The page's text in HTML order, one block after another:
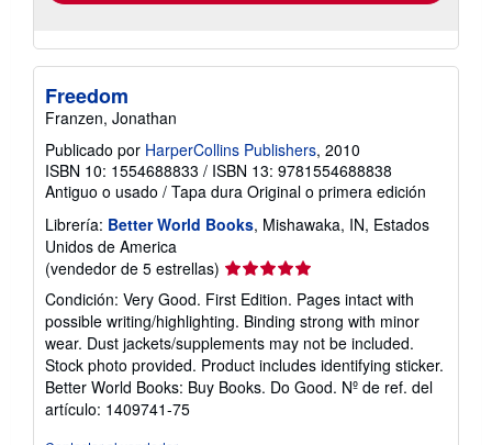
Freedom
Franzen, Jonathan
Publicado por HarperCollins Publishers, 2010
ISBN 10: 1554688833 / ISBN 13: 9781554688838
Antiguo o usado / Tapa dura Original o primera edición
Librería: Better World Books, Mishawaka, IN, Estados
Unidos de America
(vendedor de 5 estrellas) Calificación
del
vendedor:
5
de
5
estrellas
Condición: Very Good. First Edition. Pages intact with
possible writing/highlighting. Binding strong with minor
wear. Dust jackets/supplements may not be included.
Stock photo provided. Product includes identifying sticker.
Better World Books: Buy Books. Do Good. Nº de ref. del
artículo: 1409741-75